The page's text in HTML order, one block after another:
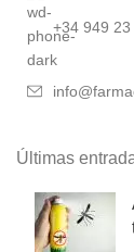
+34 949 23
Últimas